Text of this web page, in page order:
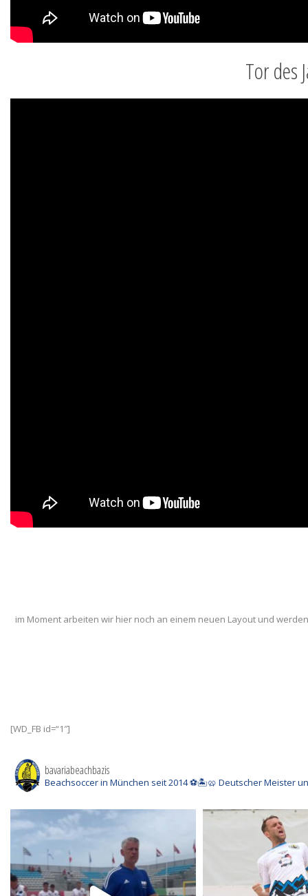
Tor des
im Moment arbeiten wir hier noch an einem neuen Layout und
[WD_FB id=“1″]
bavariabeachbazis
Beachsoccer in München seit 2014 ⚽️🏝🥨 Deutscher Meister